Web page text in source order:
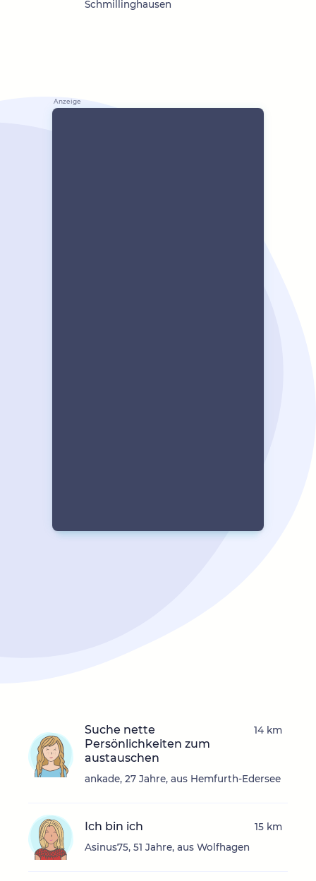
Schmillinghausen
Suche nette
Persönlichkeiten zum
austauschen
ankade, 27 Jahre, aus Hemfurth-Edersee
14 km
Ich bin ich
Asinus75, 51 Jahre, aus Wolfhagen
15 km